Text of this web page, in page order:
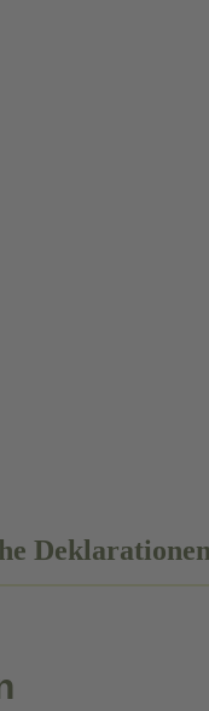
Deklarationen